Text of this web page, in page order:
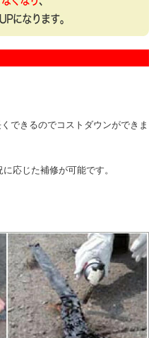
できるのでコストダウンができま
応じた補修が可能です。